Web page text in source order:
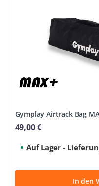
Gymplay Airtrack Bag
Regulärer Preis:
49,00 €
Auf Lager -
In den